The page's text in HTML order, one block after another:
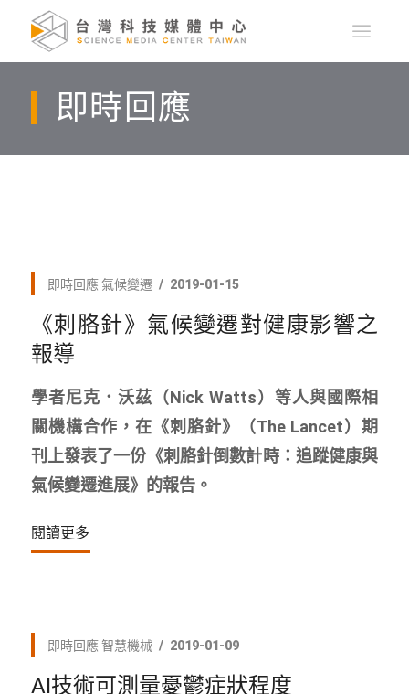
即時回應
即時回應 氣候變遷 2019-01-15
《刺胳針》氣候變遷對健康影響之
報導
學者尼克．沃茲（Nick Watts）等人與國際相
關機構合作，在《刺胳針》（The Lancet）期
刊上發表了一份《刺胳針倒數計時：追蹤健康與
氣候變遷進展》的報告。
閱讀更多
即時回應 智慧機械 2019-01-09
AI技術可測量憂鬱症狀程度